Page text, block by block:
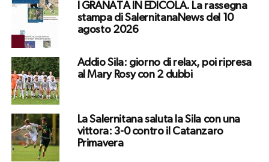
I GRANATA IN EDICOLA. La rassegna
stampa di SalernitanaNews del 10
agosto 2026
Addio Sila: giorno di relax, poi ripresa
al Mary Rosy con 2 dubbi
La Salernitana saluta la Sila con una
vittora: 3-0 contro il Catanzaro
Primavera